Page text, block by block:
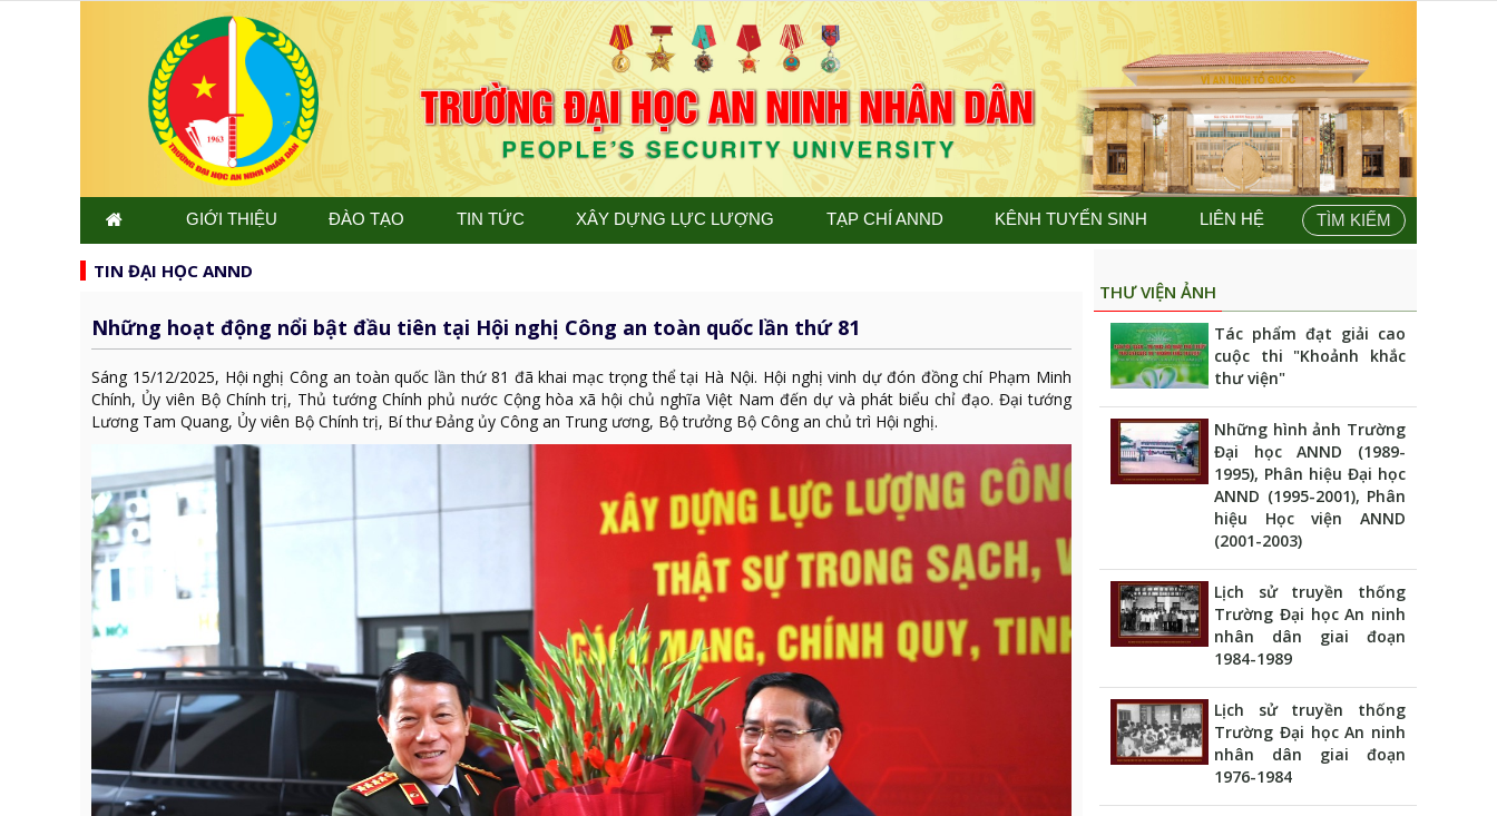
GIỚI THIỆU ĐÀO TẠO TIN TỨC XÂY DỰNG LỰC LƯỢNG TẠP CHÍ ANND KÊNH TUYỂN SINH LIÊN HỆ TÌM KIẾM
TIN ĐẠI HỌC ANND
Những hoạt động nổi bật đầu tiên tại Hội nghị Công an toàn quốc lần thứ 81
Sáng 15/12/2025, Hội nghị Công an toàn quốc lần thứ 81 đã khai mạc trọng thể tại Hà Nội. Hội nghị vinh dự đón đồng chí Phạm Minh
Chính, Ủy viên Bộ Chính trị, Thủ tướng Chính phủ nước Cộng hòa xã hội chủ nghĩa Việt Nam đến dự và phát biểu chỉ đạo. Đại tướng
Lương Tam Quang, Ủy viên Bộ Chính trị, Bí thư Đảng ủy Công an Trung ương, Bộ trưởng Bộ Công an chủ trì Hội nghị.
THƯ VIỆN ẢNH
Tác phẩm đạt giải cao
cuộc thi "Khoảnh khắc
thư viện"
Những hình ảnh Trường
Đại học ANND (1989-
1995), Phân hiệu Đại học
ANND (1995-2001), Phân
hiệu Học viện ANND
(2001-2003)
Lịch sử truyền thống
Trường Đại học An ninh
nhân dân giai đoạn
1984-1989
Lịch sử truyền thống
Trường Đại học An ninh
nhân dân giai đoạn
1976-1984